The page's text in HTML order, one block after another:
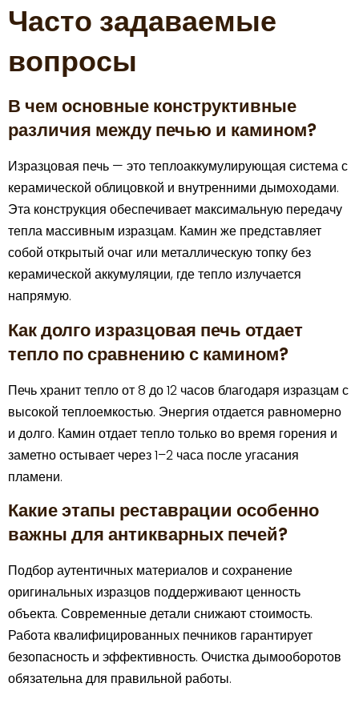
Часто задаваемые
вопросы
В чем основные конструктивные
различия между печью и камином?
Изразцовая печь — это теплоаккумулирующая система с
керамической облицовкой и внутренними дымоходами.
Эта конструкция обеспечивает максимальную передачу
тепла массивным изразцам. Камин же представляет
собой открытый очаг или металлическую топку без
керамической аккумуляции, где тепло излучается
напрямую.
Как долго изразцовая печь отдает
тепло по сравнению с камином?
Печь хранит тепло от 8 до 12 часов благодаря изразцам с
высокой теплоемкостью. Энергия отдается равномерно
и долго. Камин отдает тепло только во время горения и
заметно остывает через 1–2 часа после угасания
пламени.
Какие этапы реставрации особенно
важны для антикварных печей?
Подбор аутентичных материалов и сохранение
оригинальных изразцов поддерживают ценность
объекта. Современные детали снижают стоимость.
Работа квалифицированных печников гарантирует
безопасность и эффективность. Очистка дымооборотов
обязательна для правильной работы.